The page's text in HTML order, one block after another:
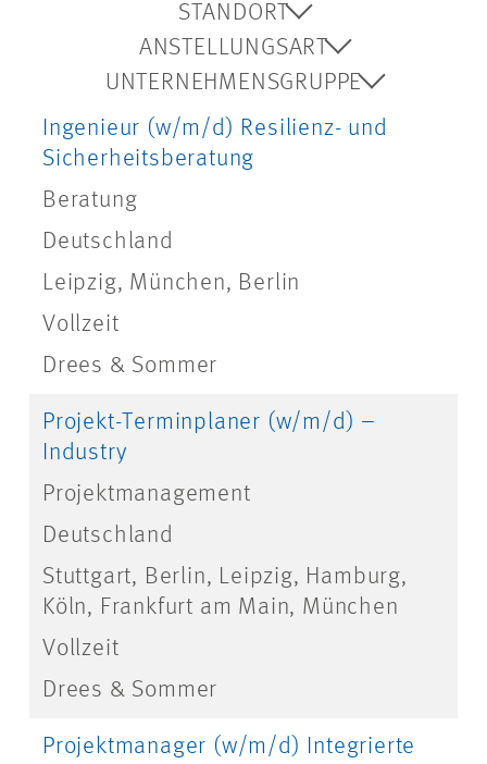
STANDORT
ANSTELLUNGSART
UNTERNEHMENSGRUPPE
Ingenieur (w/m/d) Resilienz- und
Sicherheitsberatung
Beratung
Deutschland
Leipzig, München, Berlin
Vollzeit
Drees & Sommer
Projekt-Terminplaner (w/m/d) –
Industry
Projektmanagement
Deutschland
Stuttgart, Berlin, Leipzig, Hamburg,
Köln, Frankfurt am Main, München
Vollzeit
Drees & Sommer
Projektmanager (w/m/d) Integrierte